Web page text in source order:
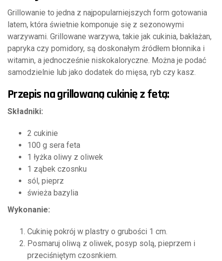
Grillowanie to jedna z najpopularniejszych form gotowania
latem, która świetnie komponuje się z sezonowymi
warzywami. Grillowane warzywa, takie jak cukinia, bakłażan,
papryka czy pomidory, są doskonałym źródłem błonnika i
witamin, a jednocześnie niskokaloryczne. Można je podać
samodzielnie lub jako dodatek do mięsa, ryb czy kasz.
Przepis na grillowaną cukinię z fetą:
Składniki:
2 cukinie
100 g sera feta
1 łyżka oliwy z oliwek
1 ząbek czosnku
sól, pieprz
świeża bazylia
Wykonanie:
Cukinię pokrój w plastry o grubości 1 cm.
Posmaruj oliwą z oliwek, posyp solą, pieprzem i
przeciśniętym czosnkiem.